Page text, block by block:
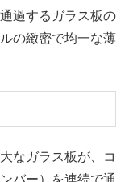
過するガラス板の
の緻密で均一な薄
なガラス板が、コ
バー）を連続で通